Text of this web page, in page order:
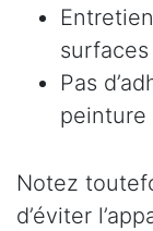
Pas
peinture
Notez
d’éviter